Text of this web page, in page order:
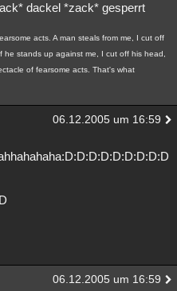
dackel *zack* gesperrt
acts. A man steals from me, I cut off
stands up against me, I cut off his head,
of fearsome acts. That's what
06.12.2005 um 16:59
06.12.2005 um 16:59